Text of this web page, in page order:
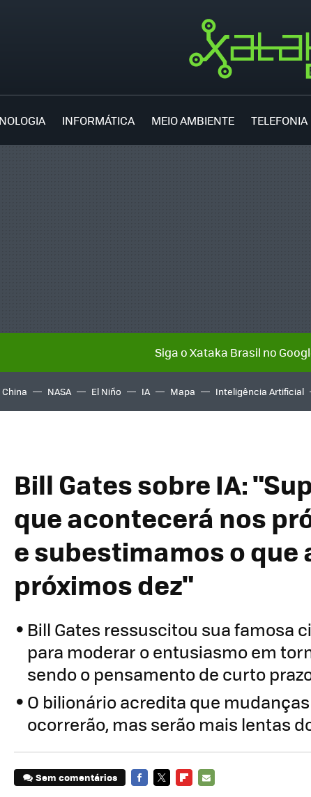
INFORMÁTICA MEIO AMBIENTE TELEFONIA
Siga o Xataka Brasil no
China NASA El Niño IA Mapa Inteligência Artificial
Bill Gates sobre IA:
que acontecerá nos
e subestimamos o
próximos dez"
Bill Gates ressuscitou sua famosa
para moderar o entusiasmo em
sendo o pensamento de curto
O bilionário acredita que
ocorrerão, mas serão mais lentas
Sem comentários